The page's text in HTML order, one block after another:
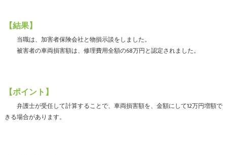
【結果】
当職は、加害者保険会社と物損示談をしました。
被害者の車両損害額は、修理費用全額の68万円と認定されました。
【ポイント】
弁護士が受任して計算することで、車両損害額を、金額にして12万円増額で
きる場合があります。